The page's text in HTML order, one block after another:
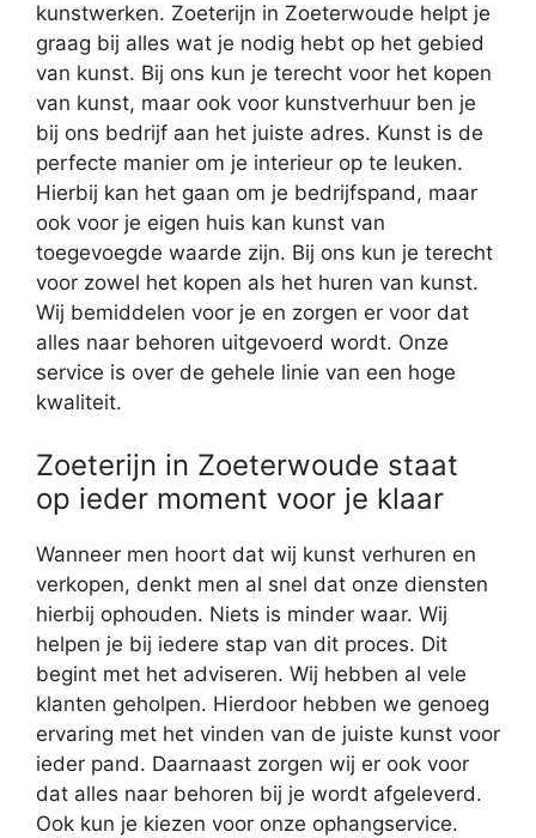
kunstwerken. Zoeterijn in Zoeterwoude helpt je
graag bij alles wat je nodig hebt op het gebied
van kunst. Bij ons kun je terecht voor het kopen
van kunst, maar ook voor kunstverhuur ben je
bij ons bedrijf aan het juiste adres. Kunst is de
perfecte manier om je interieur op te leuken.
Hierbij kan het gaan om je bedrijfspand, maar
ook voor je eigen huis kan kunst van
toegevoegde waarde zijn. Bij ons kun je terecht
voor zowel het kopen als het huren van kunst.
Wij bemiddelen voor je en zorgen er voor dat
alles naar behoren uitgevoerd wordt. Onze
service is over de gehele linie van een hoge
kwaliteit.
Zoeterijn in Zoeterwoude staat
op ieder moment voor je klaar
Wanneer men hoort dat wij kunst verhuren en
verkopen, denkt men al snel dat onze diensten
hierbij ophouden. Niets is minder waar. Wij
helpen je bij iedere stap van dit proces. Dit
begint met het adviseren. Wij hebben al vele
klanten geholpen. Hierdoor hebben we genoeg
ervaring met het vinden van de juiste kunst voor
ieder pand. Daarnaast zorgen wij er ook voor
dat alles naar behoren bij je wordt afgeleverd.
Ook kun je kiezen voor onze ophangservice.